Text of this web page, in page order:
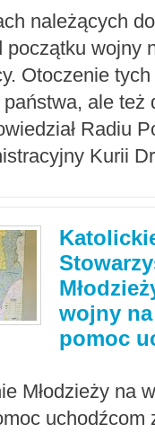
należących
wojny
Otoczenie
ale też
Radiu
Kurii
wojny
pomoc
Młodzieży na
uchodźcom